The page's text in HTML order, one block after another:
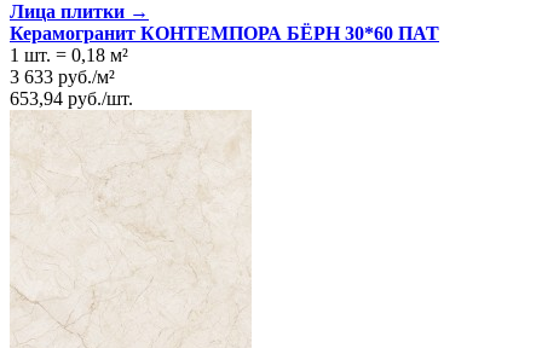
Лица плитки →
Керамогранит КОНТЕМПОРА БЁРН 30*60 ПАТ
1 шт. = 0,18 м²
3 633 руб./м²
653,94 руб./шт.